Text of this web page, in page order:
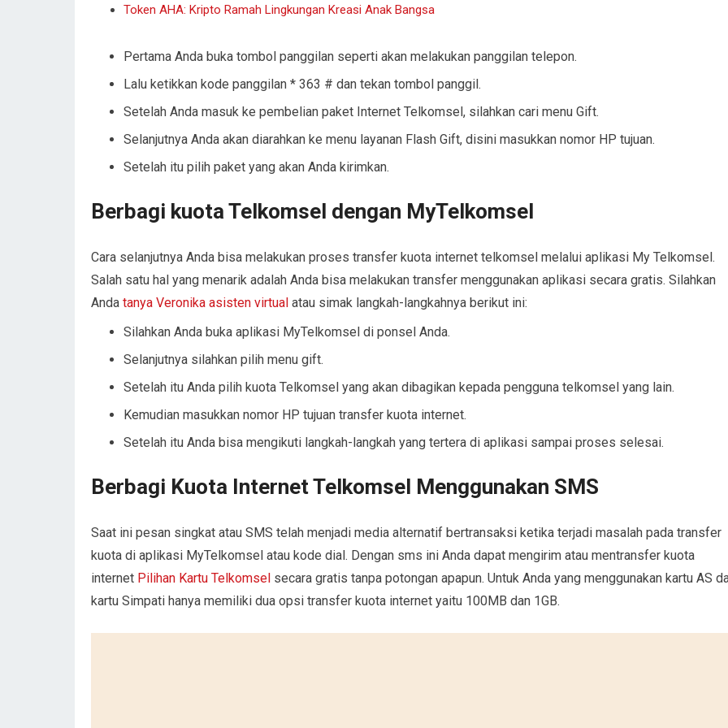
Token AHA: Kripto Ramah Lingkungan Kreasi Anak Bangsa
Pertama Anda buka tombol panggilan seperti akan melakukan panggilan telepon.
Lalu ketikkan kode panggilan * 363 # dan tekan tombol panggil.
Setelah Anda masuk ke pembelian paket Internet Telkomsel, silahkan cari menu Gift.
Selanjutnya Anda akan diarahkan ke menu layanan Flash Gift, disini masukkan nomor HP tujuan.
Setelah itu pilih paket yang akan Anda kirimkan.
Berbagi kuota Telkomsel dengan MyTelkomsel
Cara selanjutnya Anda bisa melakukan proses transfer kuota internet telkomsel melalui aplikasi My Telkomsel.
Salah satu hal yang menarik adalah Anda bisa melakukan transfer menggunakan aplikasi secara gratis. Silahkan
Anda tanya Veronika asisten virtual atau simak langkah-langkahnya berikut ini:
Silahkan Anda buka aplikasi MyTelkomsel di ponsel Anda.
Selanjutnya silahkan pilih menu gift.
Setelah itu Anda pilih kuota Telkomsel yang akan dibagikan kepada pengguna telkomsel yang lain.
Kemudian masukkan nomor HP tujuan transfer kuota internet.
Setelah itu Anda bisa mengikuti langkah-langkah yang tertera di aplikasi sampai proses selesai.
Berbagi Kuota Internet Telkomsel Menggunakan SMS
Saat ini pesan singkat atau SMS telah menjadi media alternatif bertransaksi ketika terjadi masalah pada transfer
kuota di aplikasi MyTelkomsel atau kode dial. Dengan sms ini Anda dapat mengirim atau mentransfer kuota
internet Pilihan Kartu Telkomsel secara gratis tanpa potongan apapun. Untuk Anda yang menggunakan kartu AS
kartu Simpati hanya memiliki dua opsi transfer kuota internet yaitu 100MB dan 1GB.